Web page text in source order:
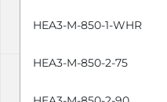
HEA3-M-850-1-WHR
HEA3-M-850-2-75